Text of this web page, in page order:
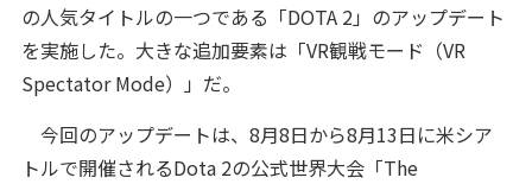
の人気タイトルの一つである「DOTA 2」のアップデート
を実施した。大きな追加要素は「VR観戦モード（VR
Spectator Mode）」だ。
今回のアップデートは、8月8日から8月13日に米シア
トルで開催されるDota 2の公式世界大会「The